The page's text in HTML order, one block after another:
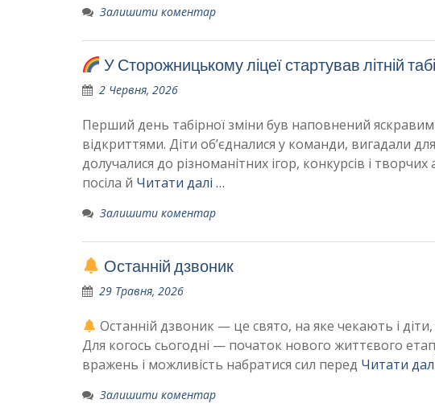
Залишити коментар
У Сторожницькому ліцеї стартував літній
2 Червня, 2026
Перший день табірної зміни був наповнений
відкриттями. Діти об’єдналися у команди, вигадали
долучалися до різноманітних ігор, конкурсів і
посіла й Читати далі …
Залишити коментар
Останній дзвоник
29 Травня, 2026
Останній дзвоник — це свято, на яке чекають і
Для когось сьогодні — початок нового життєвого
вражень і можливість набратися сил перед Читати
Залишити коментар